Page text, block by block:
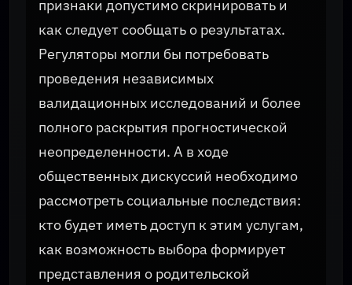
признаки допустимо скринировать и
как следует сообщать о результатах.
Регуляторы могли бы потребовать
проведения независимых
валидационных исследований и более
полного раскрытия прогностической
неопределенности. А в ходе
общественных дискуссий необходимо
рассмотреть социальные последствия:
кто будет иметь доступ к этим услугам,
как возможность выбора формирует
представления о родительской